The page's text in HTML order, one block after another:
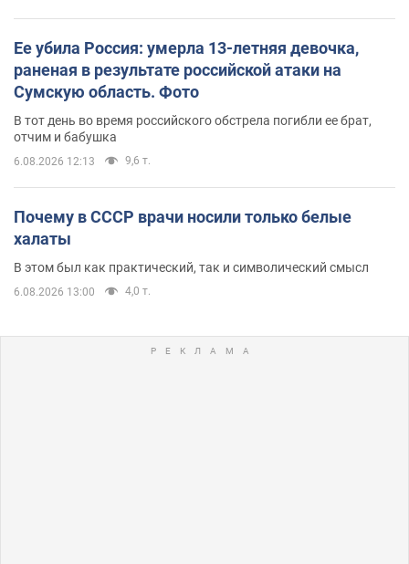
Ее убила Россия: умерла 13-летняя девочка,
раненая в результате российской атаки на
Сумскую область. Фото
В тот день во время российского обстрела погибли ее брат,
отчим и бабушка
6.08.2026 12:13 9,6 т.
Почему в СССР врачи носили только белые
халаты
В этом был как практический, так и символический смысл
6.08.2026 13:00 4,0 т.